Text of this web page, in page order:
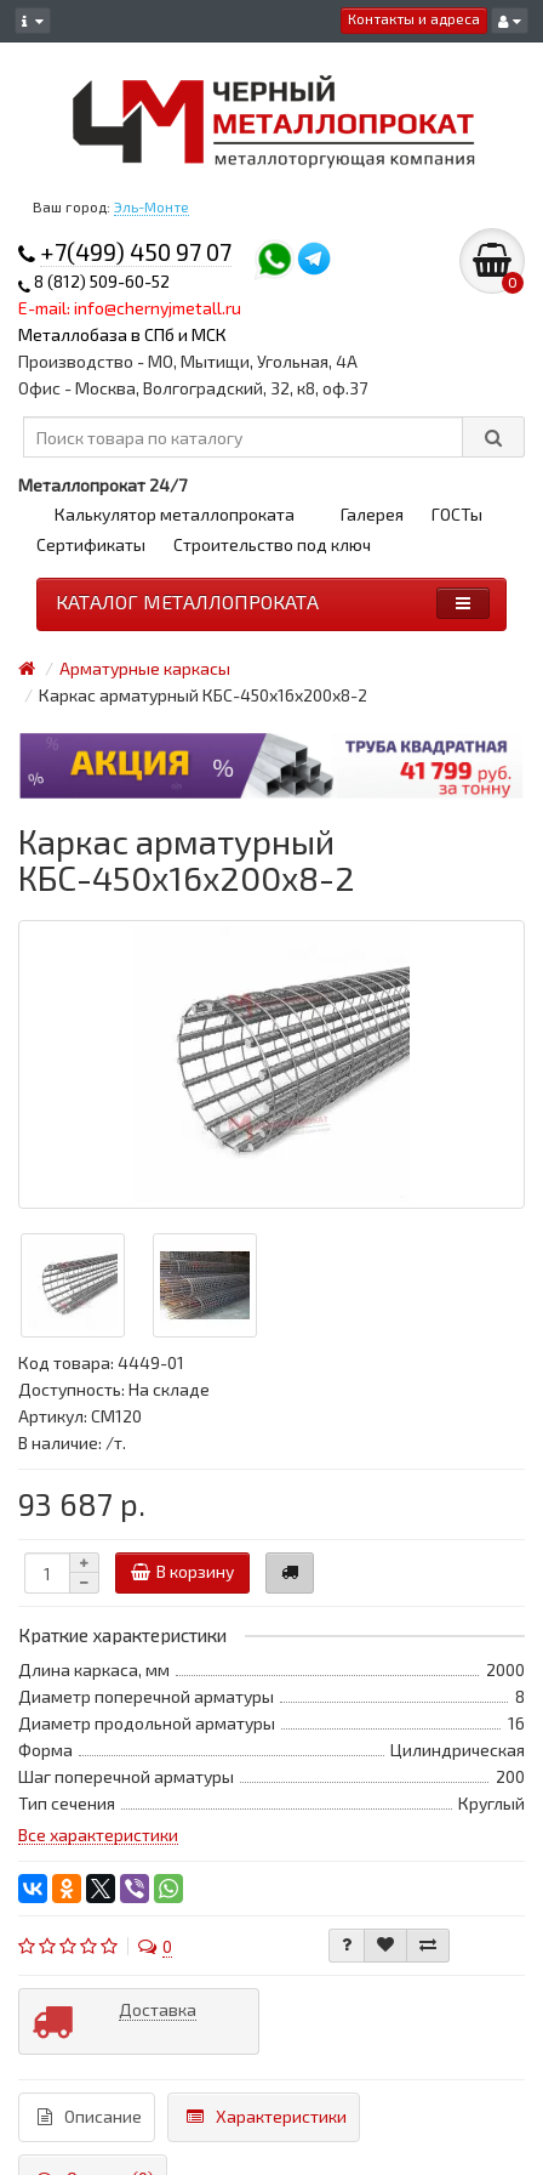
Контакты и адреса
Ваш город: Эль-Монте
+7(499) 450 97 07
8 (812) 509-60-52
E-mail: info@chernyjmetall.ru
Металлобаза в СПб и МСК
0
Производство - МО, Мытищи, Угольная, 4А
Офис - Москва, Волгоградский, 32, к8, оф.37
Металлопрокат 24/7
Калькулятор металлопроката
Галерея
ГОСТы
Сертификаты
Строительство под ключ
КАТАЛОГ МЕТАЛЛОПРОКАТА
Арматурные каркасы
Каркас арматурный КБС-450х16х200х8-2
Каркас арматурный
КБС-450х16х200х8-2
Код товара: 4449-01
Доступность: На складе
Артикул: CM120
В наличие: /т.
93 687 р.
В корзину
Краткие характеристики
Длина каркаса, мм
2000
Диаметр поперечной арматуры
8
Диаметр продольной арматуры
16
Форма
Цилиндрическая
Шаг поперечной арматуры
200
Тип сечения
Круглый
Все характеристики
0
Доставка
Описание Характеристики